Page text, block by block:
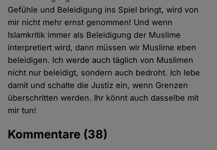
Gefühle und Beleidigung ins Spiel bringt, wird von
mir nicht mehr ernst genommen! Und wenn
Islamkritik immer als Beleidigung der Muslime
interpretiert wird, dann müssen wir Muslime eben
beleidigen. Ich werde auch täglich von Muslimen
nicht nur beleidigt, sondern auch bedroht. Ich lebe
damit und schalte die Justiz ein, wenn Grenzen
überschritten werden. Ihr könnt auch dasselbe mit
mir tun!
Kommentare (38)